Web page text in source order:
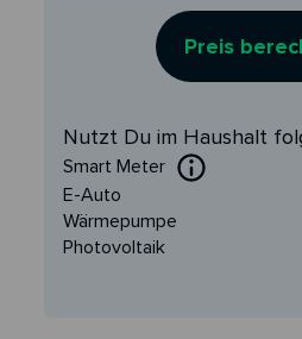
Nutzt Du im Haushalt
Smart Meter
E-Auto
Wärmepumpe
Photovoltaik
Preis